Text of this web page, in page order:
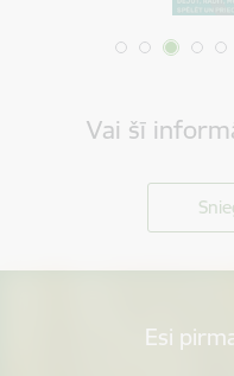
Vai šī
Esi